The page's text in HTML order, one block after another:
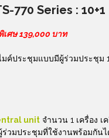
770 Series : 10+1
พิเศษ 139,000 บาท
ค์ประชุมแบบมีผู้ร่วมประชุม
unit จำนวน 1 เครื่อง
วมประชุมที่ใช้งานพร้อมกัน